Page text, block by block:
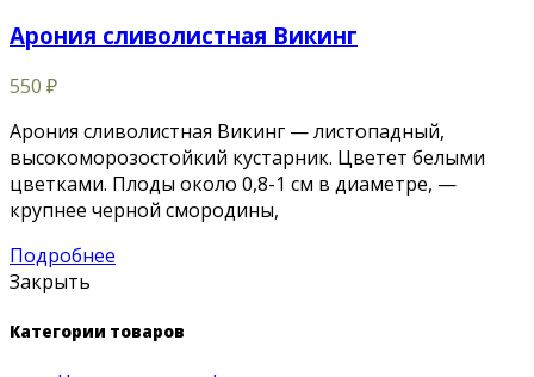
Арония сливолистная Викинг
550 ₽
Арония сливолистная Викинг — листопадный,
высокоморозостойкий кустарник. Цветет белыми
цветками. Плоды около 0,8-1 см в диаметре, —
крупнее черной смородины,
Подробнее
Закрыть
Категории товаров